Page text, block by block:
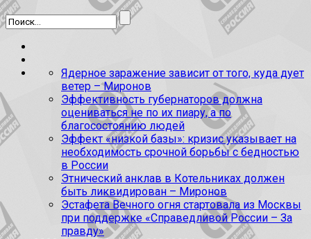
Ядерное заражение зависит от того, куда дует
ветер – Миронов
Эффективность губернаторов должна
оцениваться не по их пиару, а по
благосостоянию людей
Эффект «низкой базы»: кризис указывает на
необходимость срочной борьбы с бедностью
в России
Этнический анклав в Котельниках должен
быть ликвидирован – Миронов
Эстафета Вечного огня стартовала из Москвы
при поддержке «Справедливой России – За
правду»